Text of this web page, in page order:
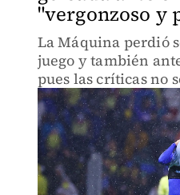
"vergonzoso y
La Máquina perdió
juego y también
pues las críticas no